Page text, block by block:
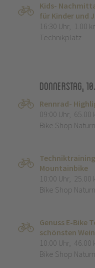
Kids-
für Kinder und
16:30 Uhr, 1.00
Technikplatz
Donnerstag,
Rennrad-
09:00 Uhr, 65.00
Bike Shop
Mountainbike
10:00 Uhr, 25.00
Bike Shop
Genuss E-Bike
schönsten
10:00 Uhr, 46.00
Bike Shop